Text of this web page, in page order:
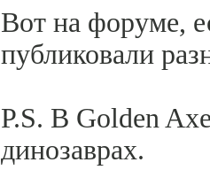
Вот на форуме,
публиковали
P.S. В Golden
динозаврах.